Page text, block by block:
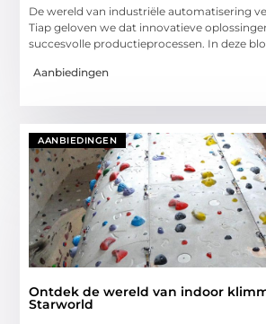
De wereld van industriële automatisering
Tiap geloven we dat innovatieve
succesvolle productieprocessen. In deze
Aanbiedingen
AANBIEDINGEN
Ontdek de wereld van indoor
Starworld